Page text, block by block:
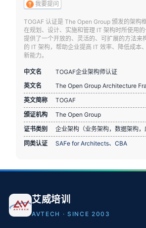
我要提问
TOGAF 认证是 The Open Group 颁发的架构
在规划、设计、实施和管理 IT 架构时所使用
提供了一个开放的、灵活的、可扩展的方法来
的 IT 架构，帮助企业提高 IT 效率、降低成本
新能力。
中文名
TOGAF企业架构师认证
英文名
The Open Group Architecture
英文简称
TOGAF
颁证机构
The Open Group
证书类别
企业架构（业务架构，数据架构，
同类认证
SAFe for Architects、CBA
艾威培训
AVTECH · SINCE 2003